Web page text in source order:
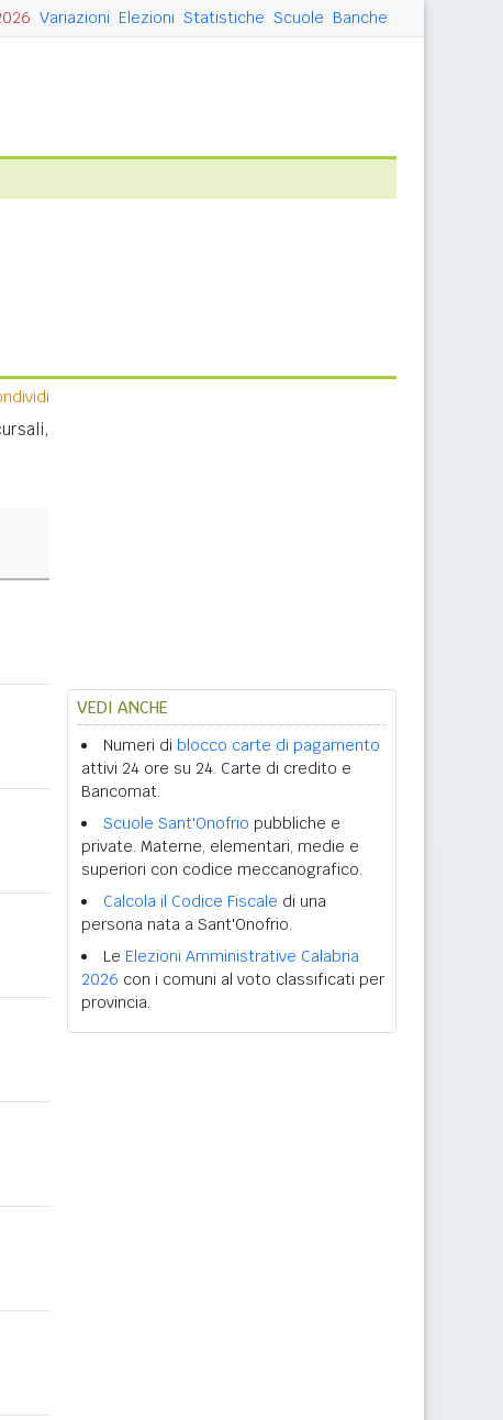
Variazioni Elezioni Statistiche Scuole Banche
VEDI ANCHE
Numeri di blocco carte di pagamento
attivi 24 ore su 24. Carte di credito e
Bancomat.
Scuole Sant'Onofrio pubbliche e
private. Materne, elementari, medie e
superiori con codice meccanografico.
Calcola il Codice Fiscale di una
persona nata a Sant'Onofrio.
Le Elezioni Amministrative Calabria
2026 con i comuni al voto classificati per
provincia.